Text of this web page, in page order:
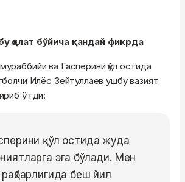
ҳолат бўйича қандай фикрда
ва Гасперини қўл остида
Илёс Зейтуллаев ушбу вазият
ўтди:
қўл остида жуда
эга бўлади. Мен
беш йил